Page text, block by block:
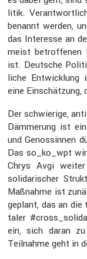
litik.
benannt werden,
das Inter­esse an
meist betrof­fenen
ist. Deutsche
liche Entwick­lung
eine Einschät­zung,
Der schwie­rige,
Dämme­rung ist
und Genos­sinnen
Das so_ko_wpt
Chrys Avgi
solida­ri­scher
Maßnahme ist
geplant, das an
taler
ein, sich daran
Teilnahme geht in